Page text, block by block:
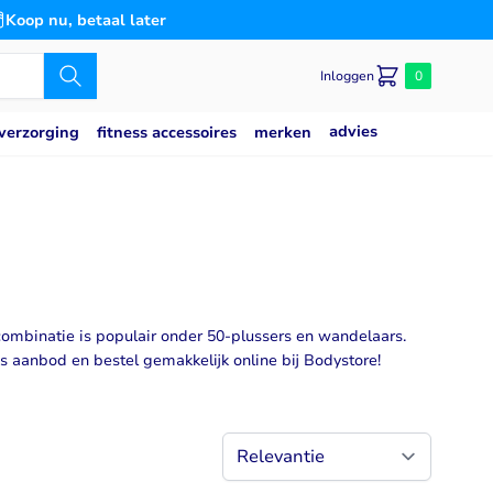
Koop nu, betaal later
Inloggen 0
Detox
Gemoedstoestand
Immuunsysteem
fitness accessoires merken advies
is populair onder 50-plussers en wandelaars.
aanbod en bestel gemakkelijk online bij Bodystore!